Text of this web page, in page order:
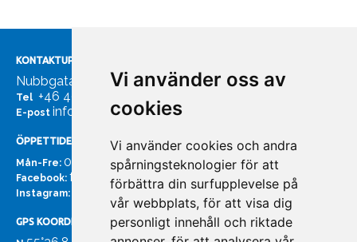
Vi använder oss av
cookies
Vi använder cookies och andra
spårningsteknologier för att
förbättra din surfupplevelse på
vår webbplats, för att visa dig
personligt innehåll och riktade
KONTAKTUPPGIFTER
Nubbgatan 7, 211 24 Malmö
Tel +46 40185561
E-post info@bachmans.se
ÖPPETTIDER
Mån-Fre: 07:00 - 16:00
Facebook: facebook.com/bachmans.se
Instagram: instagram.com/bachmans.se
GPS KOORDINATER